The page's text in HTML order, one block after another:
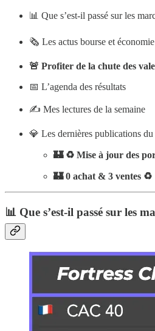
📊 Que s’est-il passé sur les
🗞️ Les actus bourse et économie
🚨 Profiter de la chute des
📅 L’agenda des résultats
✍️ Mes lectures de la semaine
💎 Les dernières publications
🏰 ♻️ Mise à jour des
🏰 0 achat & 3 ventes ♻️
📊 Que s’est-il passé sur les